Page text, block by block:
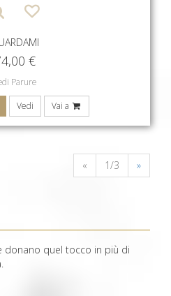
€
Parure
Vedi Vai a
« 1/3 »
donano quel tocco in più di